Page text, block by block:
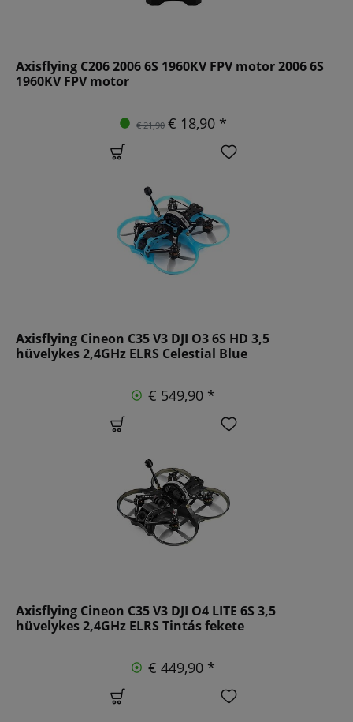
Axisflying C206 2006 6S 1960KV FPV motor 2006 6S
1960KV FPV motor
€ 21,90 € 18,90 *
Axisflying Cineon C35 V3 DJI O3 6S HD 3,5
hüvelykes 2,4GHz ELRS Celestial Blue
€ 549,90 *
Axisflying Cineon C35 V3 DJI O4 LITE 6S 3,5
hüvelykes 2,4GHz ELRS Tintás fekete
€ 449,90 *